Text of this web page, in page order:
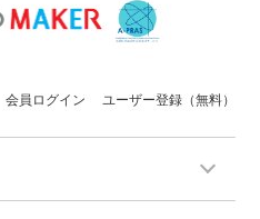
会員ログイン ユーザー登録（無料）